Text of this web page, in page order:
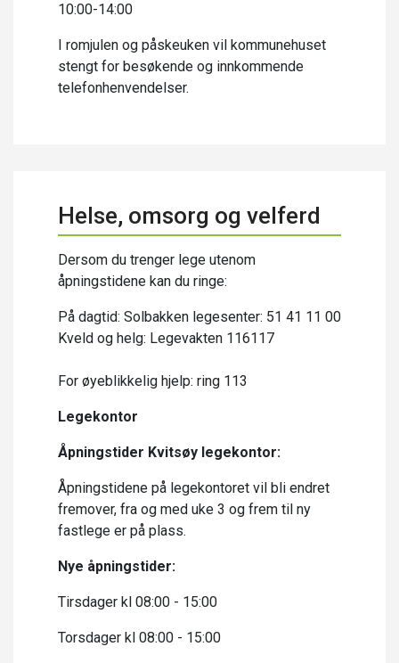
10:00-14:00
I romjulen og påskeuken vil kommunehuset
stengt for besøkende og innkommende
telefonhenvendelser.
Helse, omsorg og velferd
Dersom du trenger lege utenom
åpningstidene kan du ringe:
På dagtid: Solbakken legesenter: 51 41 11 00
Kveld og helg: Legevakten 116117
For øyeblikkelig hjelp: ring 113
Legekontor
Åpningstider Kvitsøy legekontor:
Åpningstidene på legekontoret vil bli endret
fremover, fra og med uke 3 og frem til ny
fastlege er på plass.
Nye åpningstider:
Tirsdager kl 08:00 - 15:00
Torsdager kl 08:00 - 15:00